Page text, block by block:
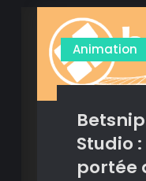
Animation
Studio
portée